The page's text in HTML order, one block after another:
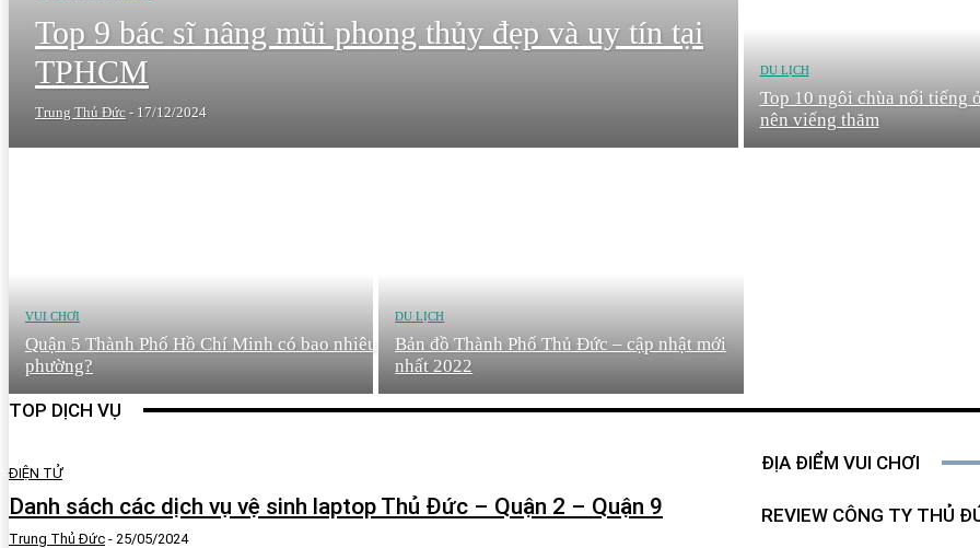
Top 9 bác sĩ nâng mũi phong thủy đẹp và uy tín tại
TPHCM
Trung Thủ Đức - 17/12/2024
DU LỊCH
Top 10 ngôi chùa nổi tiếng
nên viếng thăm
VUI CHƠI
Quận 5 Thành Phố Hồ Chí Minh có bao nhiêu
phường?
DU LỊCH
Bản đồ Thành Phố Thủ Đức – cập nhật mới
nhất 2022
TOP DỊCH VỤ
ĐIỆN TỬ
Danh sách các dịch vụ vệ sinh laptop Thủ Đức – Quận 2 – Quận 9
Trung Thủ Đức - 25/05/2024
ĐỊA ĐIỂM VUI CHƠI
REVIEW CÔNG TY THỦ